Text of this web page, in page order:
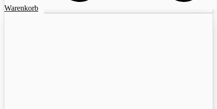
Warenkorb